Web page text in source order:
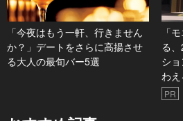
「今夜はもう一軒、行きません
か？」デートをさらに高揚させ
る大人の最旬バー5選
「
る
シ
わえ
PR